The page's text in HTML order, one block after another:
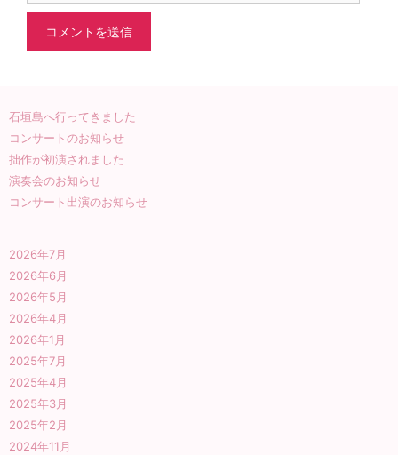
ト
石垣島へ行ってきました
コンサートのお知らせ
拙作が初演されました
演奏会のお知らせ
コンサート出演のお知らせ
2026年7月
2026年6月
2026年5月
2026年4月
2026年1月
2025年7月
2025年4月
2025年3月
2025年2月
2024年11月